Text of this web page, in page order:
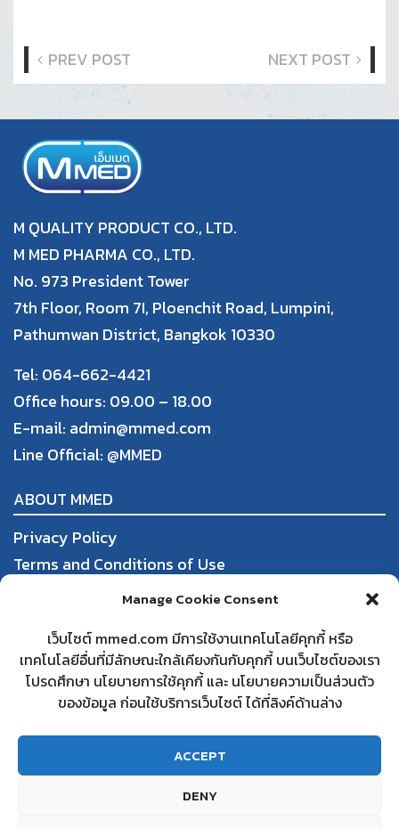
Manage Cookie Consent
เว็บไซต์ mmed.com มีการใช้งานเทคโนโลยีคุกกี้ หรือ
เทคโนโลยีอื่นที่มีลักษณะใกล้เคียงกันกับคุกกี้ บนเว็บไซต์ของเรา
โปรดศึกษา นโยบายการใช้คุกกี้ และ นโยบายความเป็นส่วนตัว
ของข้อมูล ก่อนใช้บริการเว็บไซต์ ได้ที่ลิงค์ด้านล่าง
ACCEPT
DENY
PREV POST NEXT POST
M QUALITY PRODUCT CO., LTD.
M MED PHARMA CO., LTD.
No. 973 President Tower
7th Floor, Room 7I, Ploenchit Road, Lumpini,
Pathumwan District, Bangkok 10330
Tel: 064-662-4421
Office hours: 09.00 – 18.00
E-mail: admin@mmed.com
Line Official: @MMED
ABOUT MMED
Privacy Policy
Terms and Conditions of Use
Order, Payment, and Shipping
DBD
Partnering with mmed
Frequently Asked Questions
Contact us